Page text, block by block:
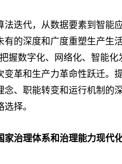
代，从数据要素到智能
有的深度和广度重塑生产生
握数字化、网络化、智能
变革和生产力革命性跃迁。
念、职能转变和运行机制的
择。
家治理体系和治理能力现代